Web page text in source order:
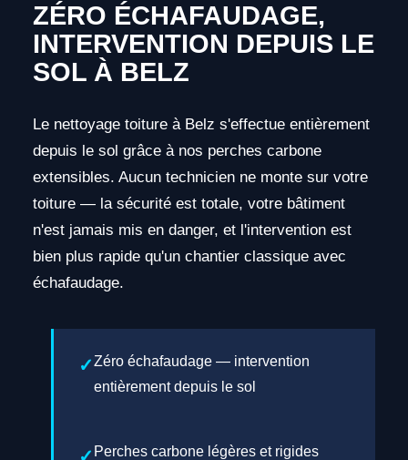
ZÉRO ÉCHAFAUDAGE,
INTERVENTION DEPUIS LE
SOL À BELZ
Le nettoyage toiture à Belz s'effectue entièrement
depuis le sol grâce à nos perches carbone
extensibles. Aucun technicien ne monte sur votre
toiture — la sécurité est totale, votre bâtiment
n'est jamais mis en danger, et l'intervention est
bien plus rapide qu'un chantier classique avec
échafaudage.
Zéro échafaudage — intervention
entièrement depuis le sol
Perches carbone légères et rigides